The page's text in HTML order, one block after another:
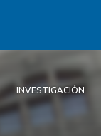
INVESTIGACIÓN